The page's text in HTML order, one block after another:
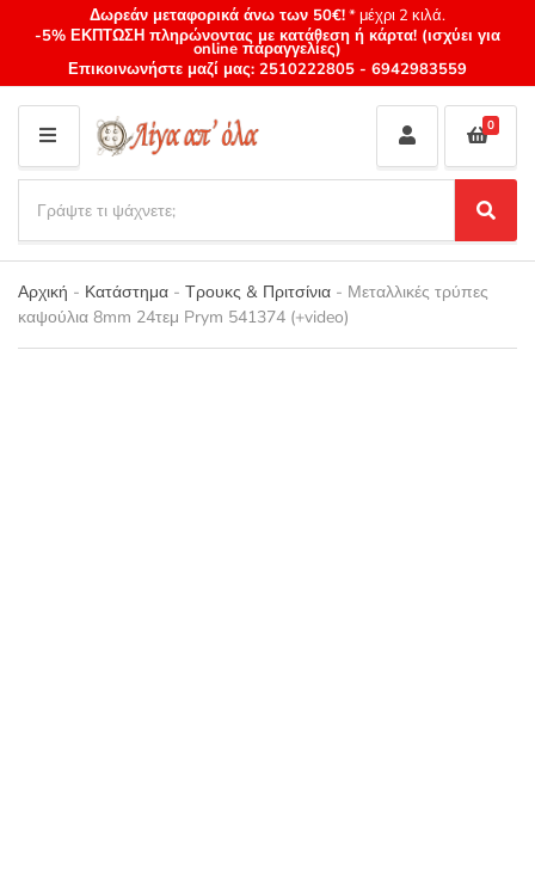
Δωρεάν μεταφορικά άνω των 50€!* μέχρι 2 κιλά.
-5% ΕΚΠΤΩΣΗ πληρώνοντας με κατάθεση ή κάρτα! (ισχύει για
online παραγγελίες)
Επικοινωνήστε μαζί μας: 2510222805 - 6942983559
M
E
N
U
Category
name
a
r
c
h
p
S
e
a
r
0
Αρχική - Κατάστημα - Τρουκς & Πριτσίνια - Μεταλλικές τρύπες
καψούλια 8mm 24τεμ Prym 541374 (+video)